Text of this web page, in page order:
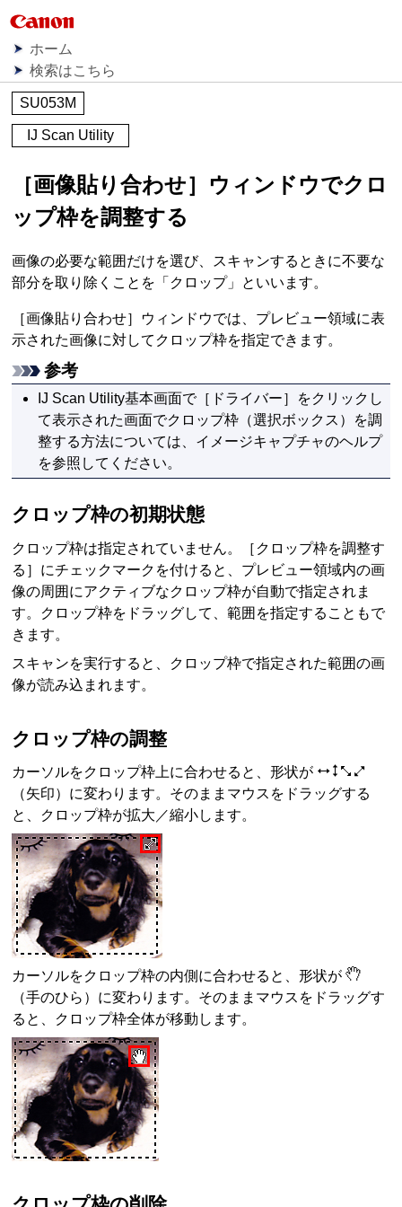
ホーム
検索はこちら
SU053M
IJ Scan Utility
［画像貼り合わせ］ウィンドウでクロ
ップ枠を調整する
画像の必要な範囲だけを選び、スキャンするときに不要な
部分を取り除くことを「クロップ」といいます。
［画像貼り合わせ］ウィンドウでは、プレビュー領域に表
示された画像に対してクロップ枠を指定できます。
参考
IJ Scan Utility基本画面で［ ドライバー］をクリックし
て表示された画面でクロップ枠（選択ボックス）を調
整する方法については、 イメージキャプチャのヘルプ
を参照してください。
クロップ枠の初期状態
クロップ枠は指定されていません。 ［ クロップ枠を調整す
る ］にチェックマークを付けると、プレビュー領域内の画
像の周囲にアクティブなクロップ枠が自動で指定されま
す。 クロップ枠をドラッグして、範囲を指定することもで
きます。
スキャンを実行すると、クロップ枠で指定された範囲の画
像が読み込まれます。
クロップ枠の調整
カーソルをクロップ枠上に合わせると、形状が
（矢印）に変わります。 そのままマウスをドラッグする
と、クロップ枠が拡大／縮小します。
カーソルをクロップ枠の内側に合わせると、形状が
（手のひら）に変わります。 そのままマウスをドラッグす
ると、クロップ枠全体が移動します。